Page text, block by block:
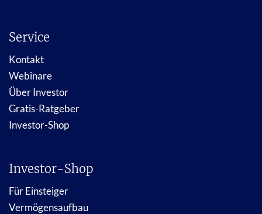
Service
Kontakt
Webinare
Über Investor
Gratis-Ratgeber
Investor-Shop
Investor-Shop
Für Einsteiger
Vermögensaufbau